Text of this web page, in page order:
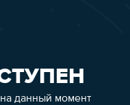
данный момент